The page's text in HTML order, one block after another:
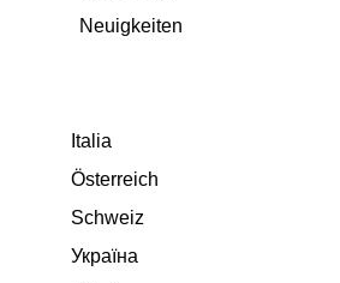
Neuigkeiten
Italia
Österreich
Schweiz
Україна